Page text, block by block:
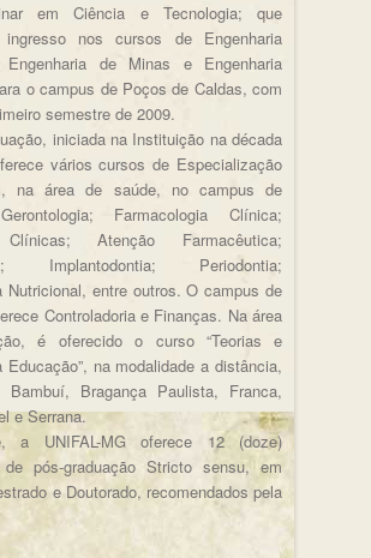
em Ciência e Tecnologia; que
nos cursos de Engenharia
Engenharia de Minas e Engenharia
o campus de Poços de Caldas, com
semestre de 2009.
iniciada na Instituição na década
vários cursos de Especialização
na área de saúde, no campus de
Farmacologia Clínica;
Atenção Farmacêutica;
Implantodontia; Periodontia;
Nutricional, entre outros. O campus de
Controladoria e Finanças. Na área
é oferecido o curso “Teorias e
Educação”, na modalidade a distância,
Bambuí, Bragança Paulista, Franca,
e Serrana.
a UNIFAL-MG oferece 12 (doze)
de pós-graduação Stricto sensu, em
e Doutorado, recomendados pela